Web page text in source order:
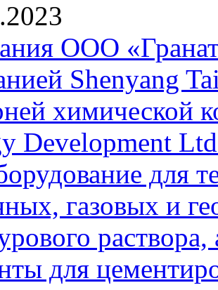
ООО
Shenyang
химической
Development
для
газовых и
для